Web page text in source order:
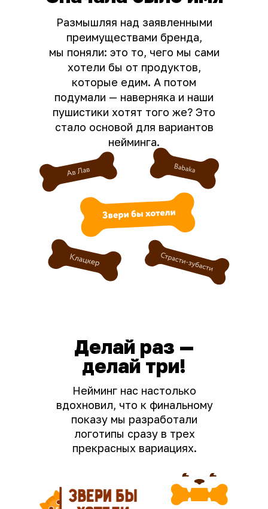
Размышляя над заявленными
преимуществами бренда,
мы поняли: это то, чего мы сами
хотели бы от продуктов,
которые едим. А потом
подумали — наверняка и наши
пушистики хотят того же? Это
стало основой для вариантов
нейминга.
Делай раз —
делай три!
Нейминг нас настолько
вдохновил, что к финальному
показу мы разработали
логотипы сразу в трех
прекрасных вариациях.